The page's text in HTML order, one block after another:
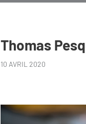
Thomas
10 AVRIL 2020